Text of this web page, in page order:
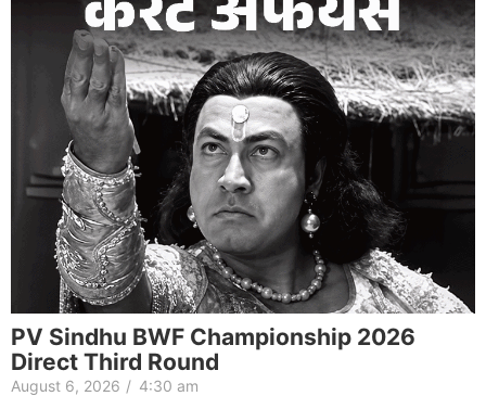
PV Sindhu BWF Championship 2026
Direct Third Round
August 6, 2026 / 4:30 am